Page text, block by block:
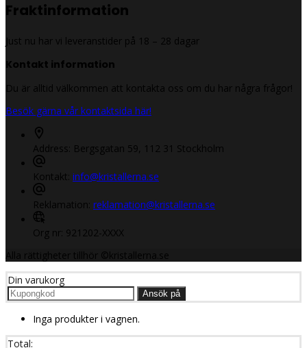
Fraktinformation
Just nu har vi leveranstider på 18 – 28 dagar
Kontakt information
Du är alltid välkommen att kontakta oss om du har några frågor!
Besök gärna vår kontaktsida här!
Address: Bergsgatan 59, 112 31 Stockholm
Kontakt: info@kristallerna.se
Reklamation: reklamation@kristallerna.se
Org nr: 921202-XXXX
Alla rättigheter tillhör ©kristallerna.se
Din varukorg
Ansök på
Inga produkter i vagnen.
Total: